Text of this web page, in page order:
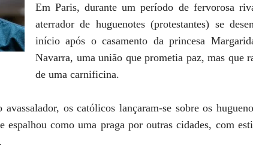
Em Paris, durante um período de fervorosa
aterrador de huguenotes (protestantes) se
início após o casamento da princesa
Navarra, uma união que prometia paz, mas que
de uma carnificina.
os católicos lançaram-se sobre os
espalhou como uma praga por outras cidades, com